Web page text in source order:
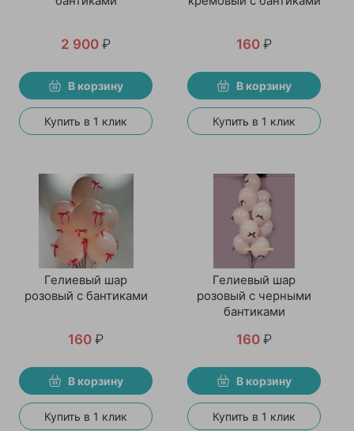
2 900 ₽
В корзину
Купить в 1 клик
160 ₽
В корзину
Купить в 1 клик
Гелиевый шар
розовый с бантиками
160 ₽
В корзину
Купить в 1 клик
Гелиевый шар
розовый с черными
бантиками
160 ₽
В корзину
Купить в 1 клик